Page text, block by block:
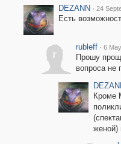
DEZANN · 24
Есть
r
rubleff · 6
Прошу
вопроса не
Кроме
женой)